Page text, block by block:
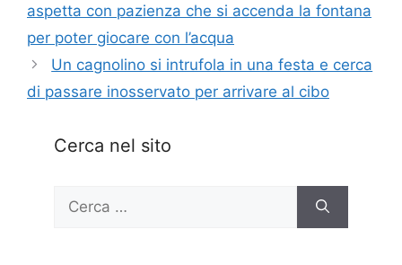
aspetta con pazienza che si accenda la fontana
per poter giocare con l’acqua
Un cagnolino si intrufola in una festa e cerca
di passare inosservato per arrivare al cibo
Cerca nel sito
per: